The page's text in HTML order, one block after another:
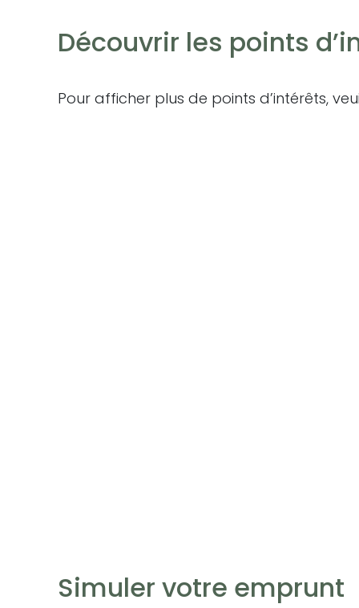
Les informations sur les risques auxquels ce
www.georisques.gouv.fr
Découvrir les points
Pour afficher plus de points d’intérêts,
Simuler votre emprunt